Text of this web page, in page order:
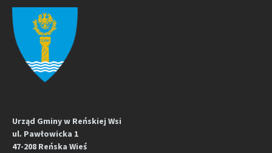
Urząd Gminy w Reńskiej Wsi
ul. Pawłowicka 1
47-208 Reńska Wieś